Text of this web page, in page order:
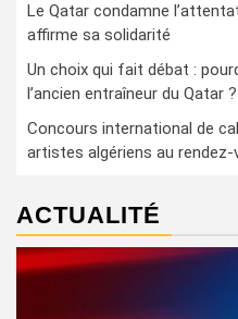
Le Qatar condamne
affirme sa solidarité
Un choix qui fait débat :
l’ancien entraîneur du Qatar ?
Concours international de
artistes algériens au rendez-
ACTUALITÉ